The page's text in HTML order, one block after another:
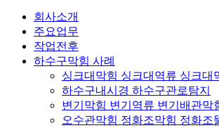
회사소개
주요업무
작업전후
하수구막힘 사례
싱크대막힘 싱크대역류 싱크대
하수구내시경 하수구관로탐지
변기막힘 변기역류 변기배관막
오수관막힘 정화조막힘 정화조